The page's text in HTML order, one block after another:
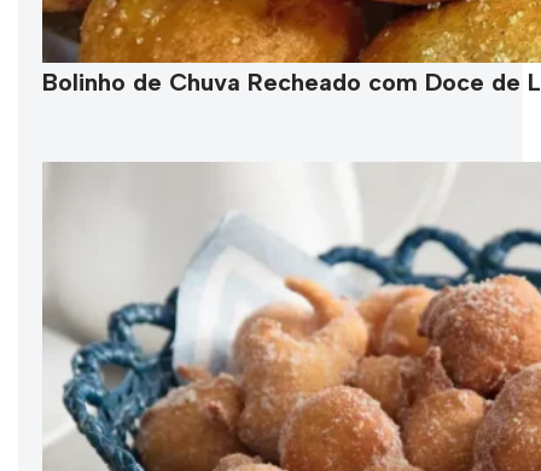
Bolinho de Chuva Recheado com Doce de